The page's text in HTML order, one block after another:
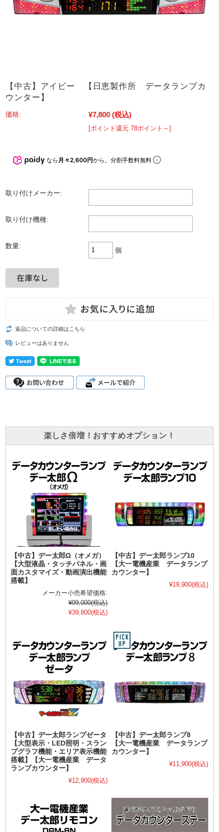
【中古】アイビー 【日恵製作所 データランプカ
ウンター】
価格: ¥7,800 (税込)
[ポイント還元 78ポイント～]
なら 月々2,600円から。分割手数料無料
取り付けメーカー:
取り付け機種:
数量:
個
返品についての詳細はこちら
レビューはありません
楽しさ倍増！おすすめオプション！
【中古】デー太郎Ω（オメガ）
【大型液晶・タッチパネル・画
面カスタマイズ・動画演出機能
搭載】
メーカー小売希望価格:
¥99,000(税込)
¥39,800(税込)
【中古】デー太郎ランプ10
【大一電機産業 データランプ
カウンター】
¥19,900(税込)
【中古】デー太郎ランプゼータ
【大型表示・LED照明・スラン
プグラフ機能・エリア表示機能
搭載】【大一電機産業 データ
ランプカウンター】
¥12,900(税込)
【中古】デー太郎ランプ8
【大一電機産業 データランプ
カウンター】
¥11,900(税込)